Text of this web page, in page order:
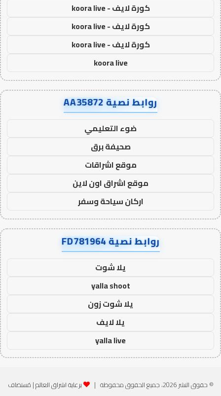
كورة لايف - koora live
كورة لايف - koora live
كورة لايف - koora live
koora live
روابط نصية AA35872
ضوء التعليمي
صحيفة برق
موقع اشراقات
موقع اشراق اون لاين
اركان سياحة وسفر
روابط نصية FD781964
يلا شوت
yalla shoot
يلا شوت زون
يلا لايف
yalla live
© حقوق النشر 2026، جميع الحقوق محفوظة | برعاية اشراق العالم| مُستضاف